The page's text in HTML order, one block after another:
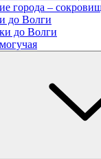
города –
до Волги
до Волги